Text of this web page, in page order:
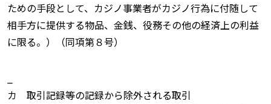
ための手段として、カジノ事業者がカジノ行為に付随して
相手方に提供する物品、金銭、役務その他の経済上の利益
に限る。）（同項第８号）
カ 取引記録等の記録から除外される取引